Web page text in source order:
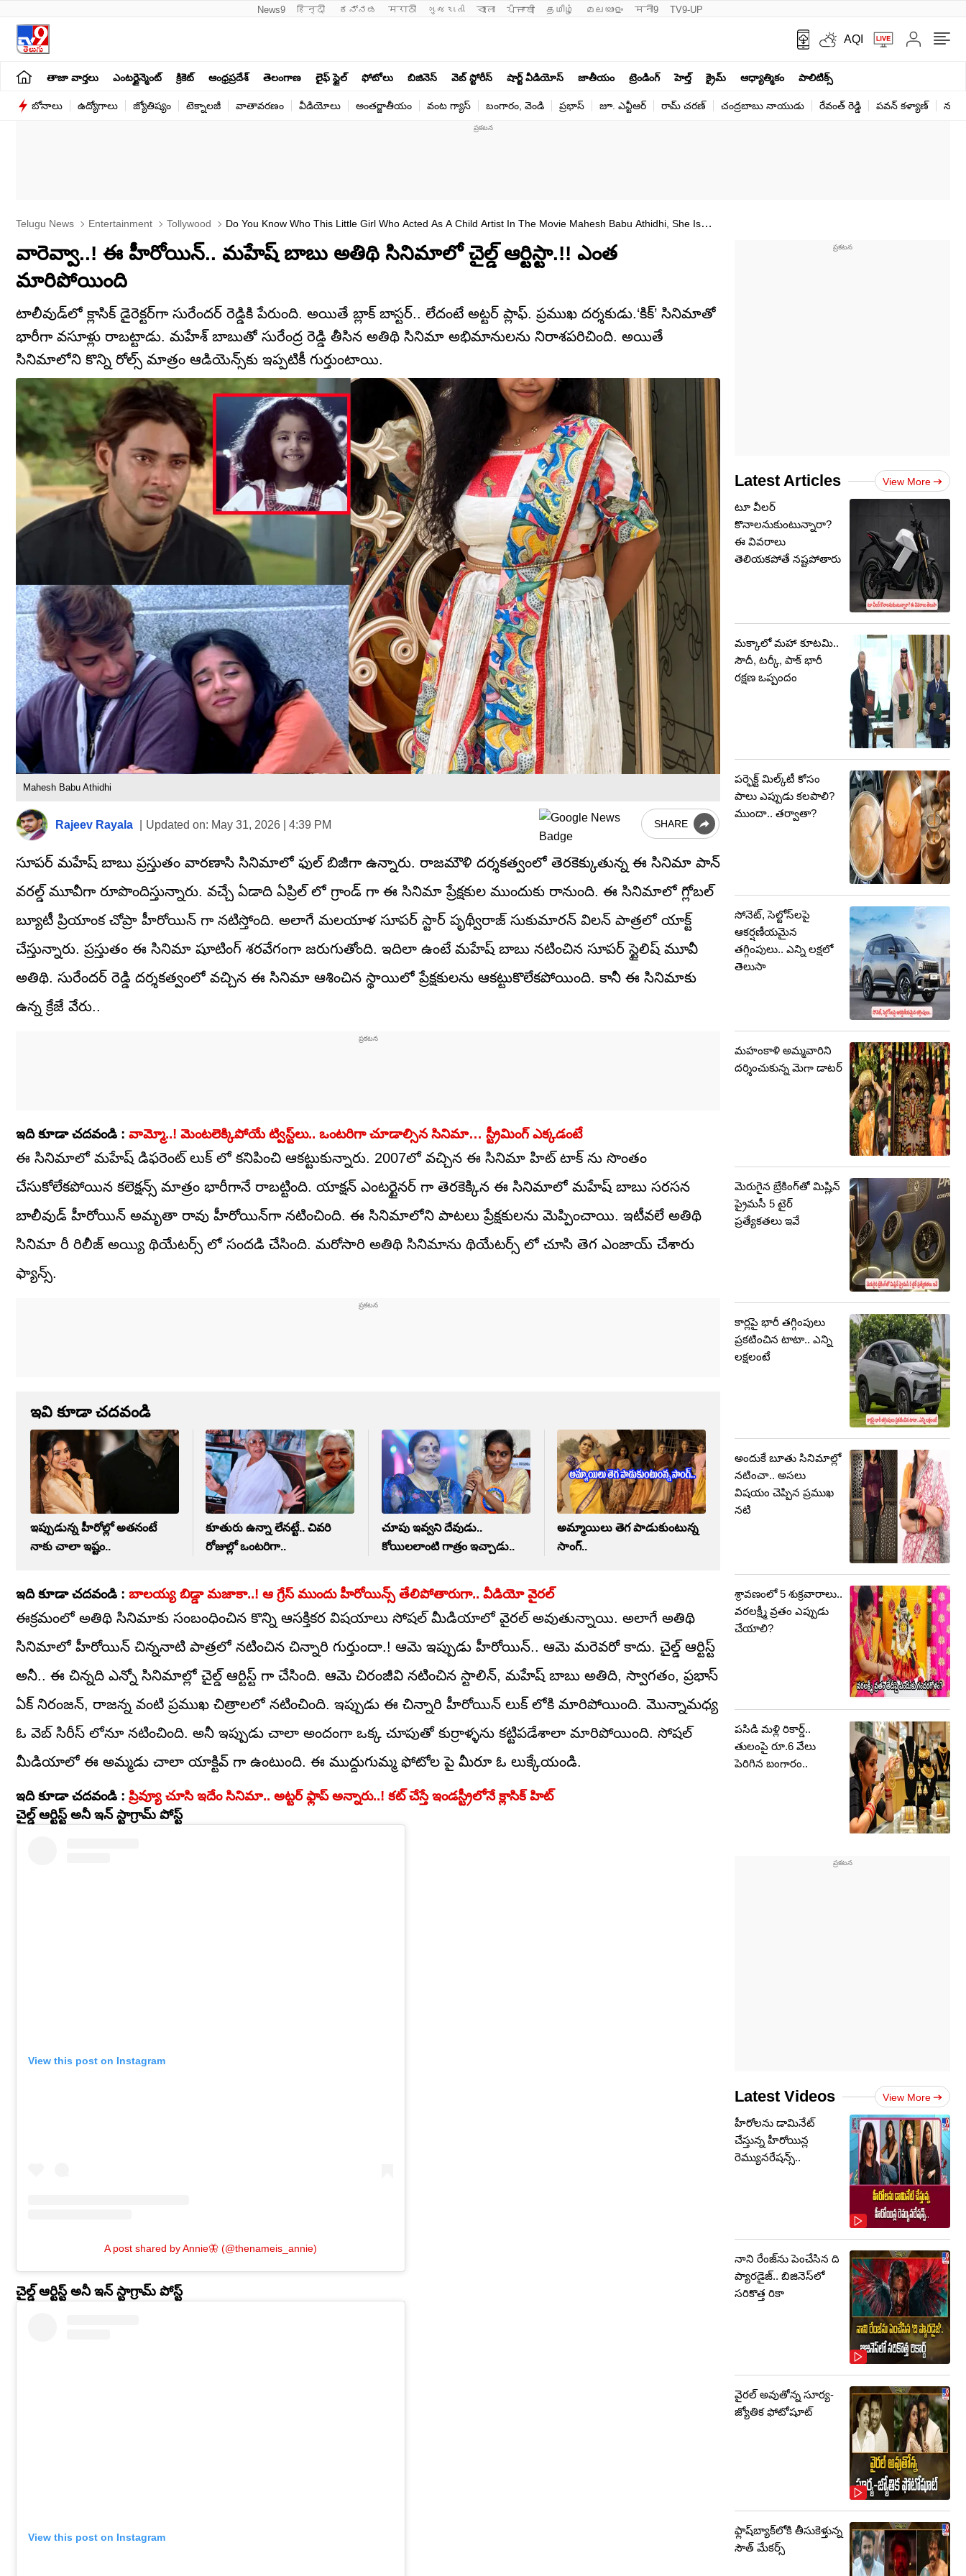
News9 हिन्दी ಕನ್ನಡ मराठी ગુજરાતી বাংলা ਪੰਜਾਬੀ தமிழ் മലയാളം मनी9 TV9-UP
AQI
తాజా వార్తలు ఎంటర్టైన్మెంట్ క్రికెట్ ఆంధ్రప్రదేశ్ తెలంగాణ లైఫ్ స్టైల్ ఫోటోలు బిజినెస్ వెబ్ స్టోరీస్ షార్ట్ వీడియోస్ జాతీయం ట్రెండింగ్ హెల్త్‌ క్రైమ్ ఆధ్యాత్మికం పాలిటిక్స్‌
బోనాలు ఉద్యోగాలు జ్యోతిష్యం టెక్నాలజీ వాతావరణం వీడియోలు అంతర్జాతీయం వంట గ్యాస్ బంగారం, వెండి ప్రభాస్ జూ. ఎన్టీఆర్ రామ్ చ‌ర‌ణ్‌ చంద్రబాబు నాయుడు రేవంత్ రెడ్డి పవన్ కళ్యాణ్
Telugu News Entertainment Tollywood
Do You Know Who This Little Girl Who Acted As A Child Artist In The Movie Mahesh Babu Athidhi, She Is
వారెవ్వా..! ఈ హీరోయిన్.. మహేష్ బాబు అతిథి సినిమాలో చైల్డ్ ఆర్టిస్టా.!! ఎంత
మారిపోయింది
టాలీవుడ్‌‌లో క్లాసిక్ డైరెక్టర్‌గా సురేందర్ రెడ్డికి పేరుంది. అయితే బ్లాక్ బాస్టర్.. లేదంటే అట్టర్ ప్లాఫ్. ప్రముఖ దర్శకుడు.‘కిక్‌’ సినిమాతో
భారీగా వసూళ్లు రాబట్టాడు. మహేశ్ బాబుతో సురేంద్ర రెడ్డి తీసిన అతిథి సినిమా అభిమానులను నిరాశపరిచింది. అయితే
సినిమాలోని కొన్ని రోల్స్ మాత్రం ఆడియెన్స్‌కు ఇప్పటికీ గుర్తుంటాయి.
Mahesh Babu Athidhi
Rajeev Rayala Updated on: May 31, 2026 | 4:39 PM SHARE
సూపర్ మహేష్ బాబు ప్రస్తుతం వారణాసి సినిమాలో ఫుల్ బిజీగా ఉన్నారు. రాజమౌళి దర్శకత్వంలో తెరకెక్కుతున్న ఈ సినిమా పాన్
వరల్డ్ మూవీగా రూపొందిస్తున్నారు. వచ్చే ఏడాది ఏప్రిల్ లో గ్రాండ్ గా ఈ సినిమా ప్రేక్షకుల ముందుకు రానుంది. ఈ సినిమాలో గ్లోబల్
బ్యూటీ ప్రియాంక చోప్రా హీరోయిన్ గా నటిస్తోంది. అలాగే మలయాళ సూపర్ స్టార్ పృథ్వీరాజ్ సుకుమారన్ విలన్ పాత్రలో యాక్ట్
చేస్తున్నారు. ప్రస్తుతం ఈ సినిమా షూటింగ్ శరవేగంగా జరుగుతోంది. ఇదిలా ఉంటే మహేష్ బాబు నటించిన సూపర్ స్టైలిష్ మూవీ
అతిథి. సురేందర్ రెడ్డి దర్శకత్వంలో వచ్చిన ఈ సినిమా ఆశించిన స్థాయిలో ప్రేక్షకులను ఆకట్టుకొలేకపోయింది. కానీ ఈ సినిమాకు
ఉన్న క్రేజే వేరు..
ఇది కూడా చదవండి : వామ్మో..! మెంటలెక్కిపోయే ట్విస్ట్‌లు.. ఒంటరిగా చూడాల్సిన సినిమా… స్ట్రీమింగ్ ఎక్కడంటే
ఈ సినిమాలో మహేష్ డిఫరెంట్ లుక్ లో కనిపించి ఆకట్టుకున్నారు. 2007లో వచ్చిన ఈ సినిమా హిట్ టాక్ ను సొంతం
చేసుకోలేకపోయిన కలెక్షన్స్ మాత్రం భారీగానే రాబట్టింది. యాక్షన్ ఎంటర్టైనర్ గా తెరకెక్కిన ఈ సినిమాలో మహేష్ బాబు సరసన
బాలీవుడ్ హీరోయిన్ అమృతా రావు హీరోయిన్‌గా నటించింది. ఈ సినిమాలోని పాటలు ప్రేక్షకులను మెప్పించాయి. ఇటీవలే అతిథి
సినిమా రీ రిలీజ్ అయ్యి థియేటర్స్ లో సందడి చేసింది. మరోసారి అతిథి సినిమాను థియేటర్స్ లో చూసి తెగ ఎంజాయ్ చేశారు
ఫ్యాన్స్.
ఇవి కూడా చదవండి
ఇప్పుడున్న హీరోల్లో అతనంటే
నాకు చాలా ఇష్టం..
కూతురు ఉన్నా లేనట్టే.. చివరి
రోజుల్లో ఒంటరిగా..
చూపు ఇవ్వని దేవుడు..
కోయిలలాంటి గాత్రం ఇచ్చాడు..
అమ్మాయిలు తెగ పాడుకుంటున్న
సాంగ్..
ఇది కూడా చదవండి : బాలయ్య బిడ్డా మజాకా..! ఆ గ్రేస్ ముందు హీరోయిన్స్ తేలిపోతారుగా.. వీడియో వైరల్
ఈక్రమంలో అతిథి సినిమాకు సంబంధించిన కొన్ని ఆసక్తికర విషయాలు సోషల్ మీడియాలో వైరల్ అవుతున్నాయి. అలాగే అతిథి
సినిమాలో హీరోయిన్ చిన్ననాటి పాత్రలో నటించిన చిన్నారి గుర్తుందా.! ఆమె ఇప్పుడు హీరోయిన్.. ఆమె మరెవరో కాదు. చైల్డ్ ఆర్టిస్ట్
అనీ.. ఈ చిన్నది ఎన్నో సినిమాల్లో చైల్డ్ ఆర్టిస్ట్ గా చేసింది. ఆమె చిరంజీవి నటించిన స్టాలిన్, మహేష్ బాబు అతిది, స్వాగతం, ప్రభాస్
ఏక్ నిరంజన్, రాజన్న వంటి ప్రముఖ చిత్రాలలో నటించింది. ఇప్పుడు ఈ చిన్నారి హీరోయిన్ లుక్ లోకి మారిపోయింది. మొన్నామధ్య
ఓ వెబ్ సిరీస్ లోనూ నటించింది. అనీ ఇప్పుడు చాలా అందంగా ఒక్క చూపుతో కుర్రాళ్ళను కట్టిపడేశాలా మారిపోయింది. సోషల్
మీడియాలో ఈ అమ్మడు చాలా యాక్టివ్ గా ఉంటుంది. ఈ ముద్దుగుమ్మ ఫోటోల పై మీరూ ఓ లుక్కేయండి.
ఇది కూడా చదవండి : ప్రివ్యూ చూసి ఇదేం సినిమా.. అట్టర్ ఫ్లాప్ అన్నారు..! కట్ చేస్తే ఇండస్ట్రీలోనే క్లాసిక్ హిట్
చైల్డ్ ఆర్టిస్ట్ అనీ ఇన్ స్టాగ్రామ్ పోస్ట్
View this post on Instagram
A post shared by Annie🦋 (@thenameis_annie)
చైల్డ్ ఆర్టిస్ట్ అనీ ఇన్ స్టాగ్రామ్ పోస్ట్
View this post on Instagram
Latest Articles View More
టూ వీలర్
కొనాలనుకుంటున్నారా?
ఈ వివరాలు
తెలియకపోతే నష్టపోతారు
మక్కాలో మహా కూటమి..
సౌదీ, టర్కీ, పాక్ భారీ
రక్షణ ఒప్పందం
పర్ఫెక్ట్ మిల్క్‌టీ కోసం
పాలు ఎప్పుడు కలపాలి?
ముందా.. తర్వాతా?
సోనెట్, సెల్టోస్‌లపై
ఆకర్షణీయమైన
తగ్గింపులు.. ఎన్ని లక్షలో
తెలుసా
మహంకాళి అమ్మవారిని
దర్శించుకున్న మెగా డాటర్
మెరుగైన బ్రేకింగ్‌తో మిష్లిన్
ప్రైమసీ 5 టైర్
ప్రత్యేకతలు ఇవే
కార్లపై భారీ తగ్గింపులు
ప్రకటించిన టాటా.. ఎన్ని
లక్షలంటే
అందుకే బూతు సినిమాల్లో
నటించా.. అసలు
విషయం చెప్పిన ప్రముఖ
నటి
శ్రావణంలో 5 శుక్రవారాలు..
వరలక్ష్మీ వ్రతం ఎప్పుడు
చేయాలి?
పసిడి మళ్లి రికార్డ్‌..
తులంపై రూ.6 వేలు
పెరిగిన బంగారం..
Latest Videos View More
హీరోలను డామినేట్
చేస్తున్న హీరోయిన్ల
రెమ్యునరేషన్స్..
నాని రేంజ్‌ను పెంచేసిన ది
ప్యారడైజ్.. బిజినెస్‌లో
సరికొత్త రికా
వైరల్ అవుతోన్న సూర్య-
జ్యోతిక ఫోటోషూట్
ఫ్లాష్‌బ్యాక్‌లోకి తీసుకెళ్తున్న
సౌత్‌ మేకర్స్‌